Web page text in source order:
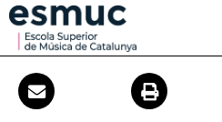
Estudis
Recerca